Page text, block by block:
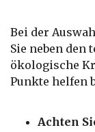
Bei der
Sie neben den
ökologische
Punkte helfen
Achten